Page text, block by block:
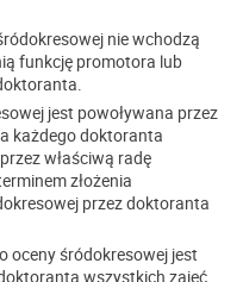
nie wchodzą
funkcję promotora lub
jest powoływana przez
każdego doktoranta
właściwą radę
złożenia
przez doktoranta
oceny śródokresowej jest
wszystkich zajęć